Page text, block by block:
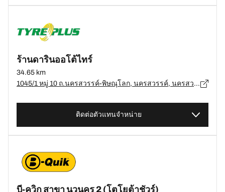
ร้านดารินออโต้ไทร์
34.65 km
1045/1 หมู่ 10 ถ.นครสวรรค์-พิษณุโลก, นครสวรรค์, นครสวรรค์ 60000 ต.นครสวรรค์ตก, นครสวรรค์ - 60000
ติดต่อตัวแทนจำหน่าย
บี-ควิก สาขา นวนคร 2 (โตโยต้าชัวร์)